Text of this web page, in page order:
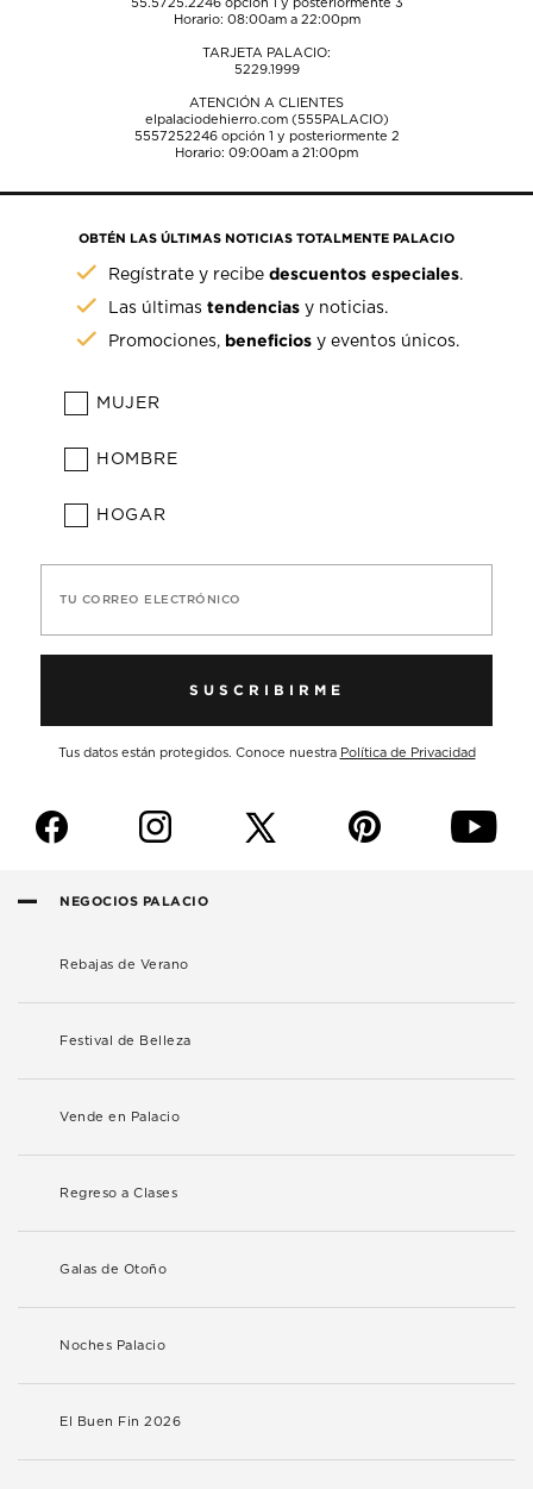
55.5725.2246opción 1 y posteriormente 3
Horario: 08:00am a 22:00pm
TARJETA PALACIO:
5229.1999
ATENCIÓN A CLIENTES
elpalaciodehierro.com (555PALACIO)
5557252246opción 1 y posteriormente 2
Horario: 09:00am a 21:00pm
OBTÉN LAS ÚLTIMAS NOTICIAS TOTALMENTE PALACIO
Regístrate y recibedescuentos especiales.
Las últimastendencias y noticias.
Promociones, beneficios y eventos únicos.
MUJER
HOMBRE
HOGAR
TU CORREO ELECTRÓNICO
SUSCRIBIRME
Tus datos están protegidos. Conoce nuestra Política de Privacidad
f i p y
NEGOCIOS PALACIO
Rebajas de Verano
Festival de Belleza
Vende en Palacio
Regreso a Clases
Galas de Otoño
Noches Palacio
El Buen Fin 2026